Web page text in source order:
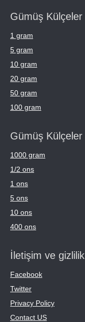
Gümüş Külçeler
1 gram
5 gram
10 gram
20 gram
50 gram
100 gram
Gümüş Külçeler
1000 gram
1/2 ons
1 ons
5 ons
10 ons
400 ons
İletişim ve gizlilik
Facebook
Twitter
Privacy Policy
Contact US